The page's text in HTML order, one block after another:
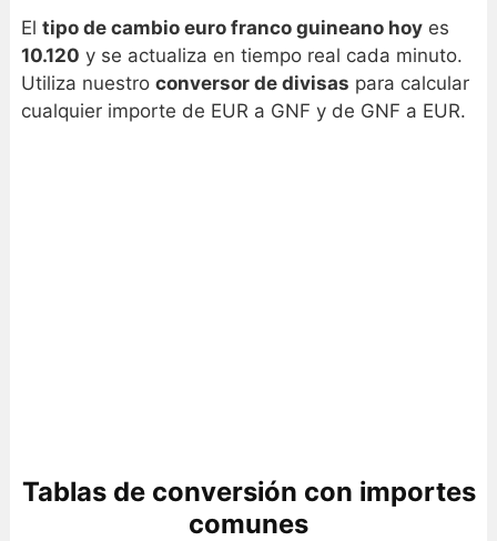
Cambio USD/GNF en tiempo real
Gráfico euro franco guineano
El tipo de cambio euro franco guineano hoyes
10.120 y se actualiza en tiempo real cada minuto.
Utiliza nuestro conversor de divisas para calcular
cualquier importe de EUR a GNF y de GNF a EUR.
Tablas de conversión con importes
comunes